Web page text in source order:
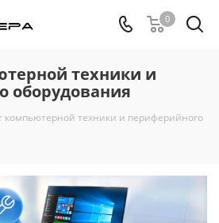
0
техники и
оборудования
компьютерной техники и периферийного